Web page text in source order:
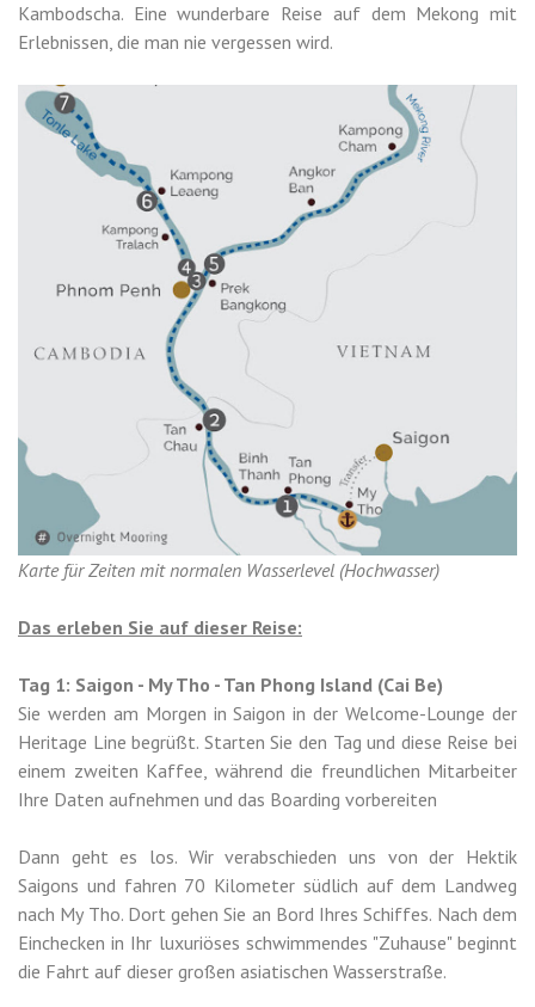
Kambodscha. Eine wunderbare Reise auf dem Mekong mit
Erlebnissen, die man nie vergessen wird.
Karte für Zeiten mit normalen Wasserlevel (Hochwasser)
Das erleben Sie auf dieser Reise:
Tag 1: Saigon - My Tho - Tan Phong Island (Cai Be)
Sie werden am Morgen in Saigon in der Welcome-Lounge der
Heritage Line begrüßt. Starten Sie den Tag und diese Reise bei
einem zweiten Kaffee, während die freundlichen Mitarbeiter
Ihre Daten aufnehmen und das Boarding vorbereiten
Dann geht es los. Wir verabschieden uns von der Hektik
Saigons und fahren 70 Kilometer südlich auf dem Landweg
nach My Tho. Dort gehen Sie an Bord Ihres Schiffes. Nach dem
Einchecken in Ihr luxuriöses schwimmendes "Zuhause" beginnt
die Fahrt auf dieser großen asiatischen Wasserstraße.